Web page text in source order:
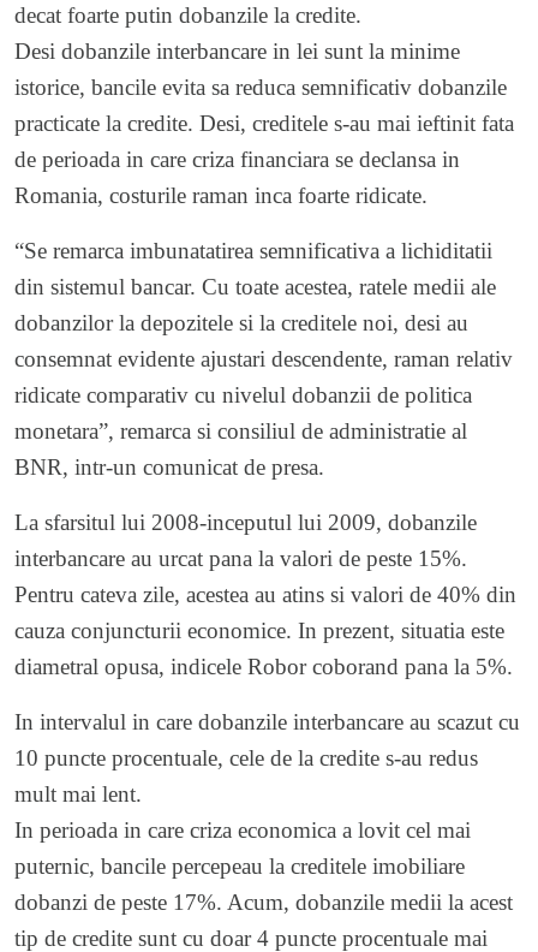
decat foarte putin dobanzile la credite.
Desi dobanzile interbancare in lei sunt la minime
istorice, bancile evita sa reduca semnificativ dobanzile
practicate la credite. Desi, creditele s-au mai ieftinit fata
de perioada in care criza financiara se declansa in
Romania, costurile raman inca foarte ridicate.
“Se remarca imbunatatirea semnificativa a lichiditatii
din sistemul bancar. Cu toate acestea, ratele medii ale
dobanzilor la depozitele si la creditele noi, desi au
consemnat evidente ajustari descendente, raman relativ
ridicate comparativ cu nivelul dobanzii de politica
monetara”, remarca si consiliul de administratie al
BNR, intr-un comunicat de presa.
La sfarsitul lui 2008-inceputul lui 2009, dobanzile
interbancare au urcat pana la valori de peste 15%.
Pentru cateva zile, acestea au atins si valori de 40% din
cauza conjuncturii economice. In prezent, situatia este
diametral opusa, indicele Robor coborand pana la 5%.
In intervalul in care dobanzile interbancare au scazut cu
10 puncte procentuale, cele de la credite s-au redus
mult mai lent.
In perioada in care criza economica a lovit cel mai
puternic, bancile percepeau la creditele imobiliare
dobanzi de peste 17%. Acum, dobanzile medii la acest
tip de credite sunt cu doar 4 puncte procentuale mai